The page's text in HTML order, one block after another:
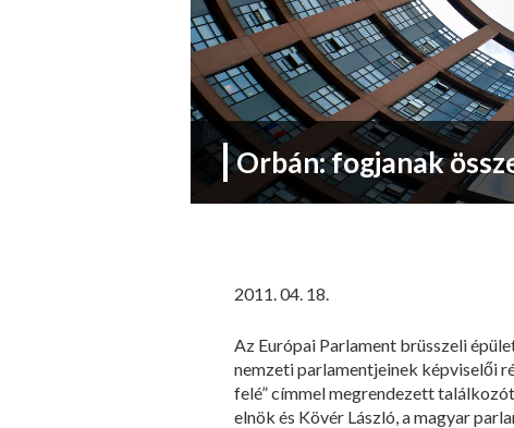
Orbán: fogjanak
2011. 04. 18.
Az Európai Parlament brüsszeli
nemzeti parlamentjeinek képviselői
felé” címmel megrendezett
elnök és Kövér László, a magyar